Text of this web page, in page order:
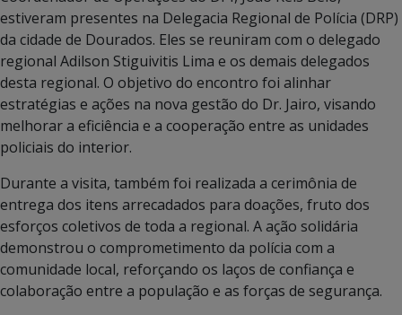
estiveram presentes na Delegacia Regional de Polícia (DRP)
da cidade de Dourados. Eles se reuniram com o delegado
regional Adilson Stiguivitis Lima e os demais delegados
desta regional. O objetivo do encontro foi alinhar
estratégias e ações na nova gestão do Dr. Jairo, visando
melhorar a eficiência e a cooperação entre as unidades
policiais do interior.
Durante a visita, também foi realizada a cerimônia de
entrega dos itens arrecadados para doações, fruto dos
esforços coletivos de toda a regional. A ação solidária
demonstrou o comprometimento da polícia com a
comunidade local, reforçando os laços de confiança e
colaboração entre a população e as forças de segurança.